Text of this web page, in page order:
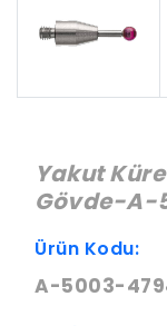
Yakut
Gövde-A-
Ürün Kodu:
A-5003-